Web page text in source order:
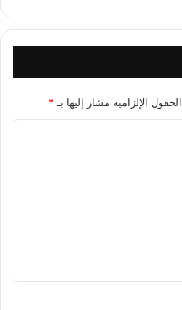
الحقول الإلزامية مشار إليها بـ*